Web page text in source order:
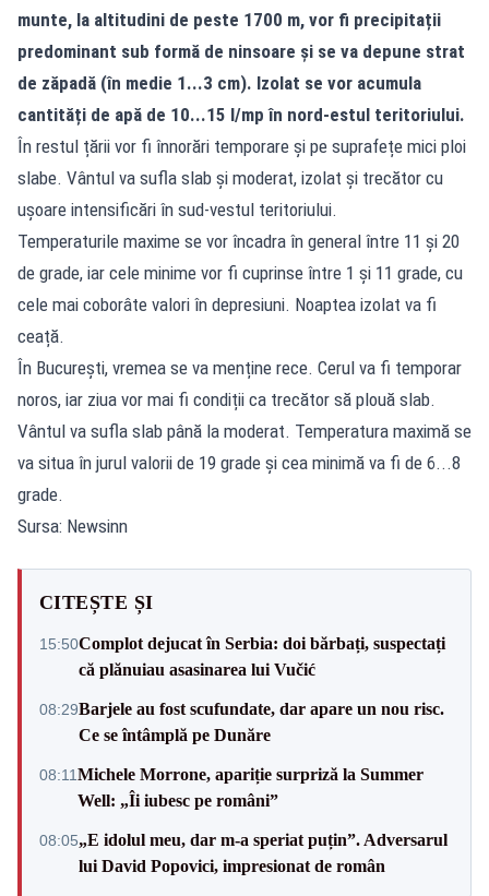
munte, la altitudini de peste 1700 m, vor fi precipitații
predominant sub formă de ninsoare și se va depune strat
de zăpadă (în medie 1...3 cm). Izolat se vor acumula
cantități de apă de 10...15 l/mp în nord-estul teritoriului.
În restul țării vor fi înnorări temporare și pe suprafețe mici ploi
slabe. Vântul va sufla slab și moderat, izolat și trecător cu
ușoare intensificări în sud-vestul teritoriului.
Temperaturile maxime se vor încadra în general între 11 și 20
de grade, iar cele minime vor fi cuprinse între 1 și 11 grade, cu
cele mai coborâte valori în depresiuni. Noaptea izolat va fi
ceață.
În București, vremea se va menține rece. Cerul va fi temporar
noros, iar ziua vor mai fi condiții ca trecător să plouă slab.
Vântul va sufla slab până la moderat. Temperatura maximă se
va situa în jurul valorii de 19 grade și cea minimă va fi de 6...8
grade.
Sursa: Newsinn
CITEȘTE ȘI
15:50Complot dejucat în Serbia: doi bărbați, suspectați
că plănuiau asasinarea lui Vučić
08:29Barjele au fost scufundate, dar apare un nou risc.
Ce se întâmplă pe Dunăre
08:11Michele Morrone, apariție surpriză la Summer
Well: „Îi iubesc pe români”
08:05„E idolul meu, dar m-a speriat puțin”. Adversarul
lui David Popovici, impresionat de român